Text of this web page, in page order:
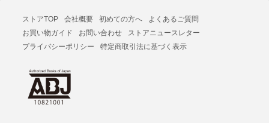
ストアTOP 会社概要 初めての方へ
よくあるご質問
お買い物ガイド
お問い合わせ
ストアニュースレター
プライバシーポリシー
特定商取引法に基づく表示